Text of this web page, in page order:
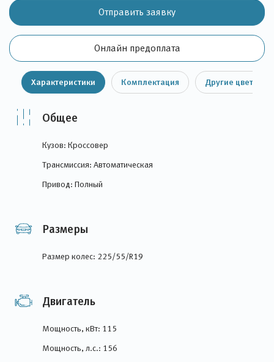
Онлайн предоплата
Отправить заявку
Характеристики Комплектация Другие цвета
Общее
Кузов: Кроссовер
Трансмиссия: Автоматическая
Привод: Полный
Размеры
Размер колес: 225/55/R19
Двигатель
Мощность, кВт: 115
Мощность, л.с.: 156